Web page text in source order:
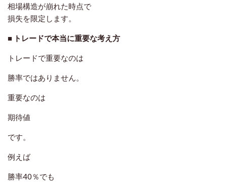
相場構造が崩れた時点で
損失を限定します。
■ トレードで本当に重要な考え方
トレードで重要なのは
勝率ではありません。
重要なのは
期待値
です。
例えば
勝率40％でも